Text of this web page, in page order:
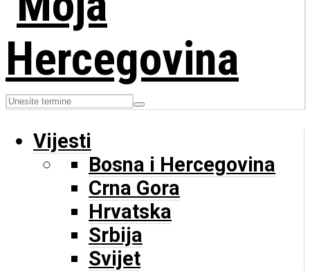
Vijesti
Bosna i Hercegovina
Crna Gora
Hrvatska
Srbija
Svijet